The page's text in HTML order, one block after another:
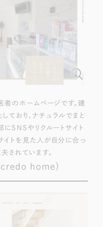
のホームページです。建
ており、ナチュラルでまと
にSNSやリクルートサイト
イトを見た人が自分に合っ
されています。
home）